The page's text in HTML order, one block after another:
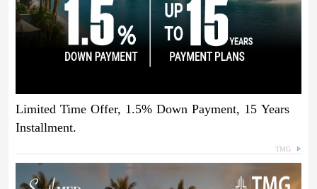
Limited Time Offer, 1.5% Down Payment, 15 Years
Installment.
TMG